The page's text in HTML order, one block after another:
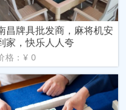
昌牌具批发商，麻将机安
家，快乐人人夸
格：¥ 0